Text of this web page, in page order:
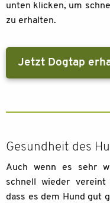
unten klicken, um
zu erhalten.
Jetzt Dogtap
Gesundheit des
Auch wenn es sehr
schnell wieder
dass es dem Hund gut